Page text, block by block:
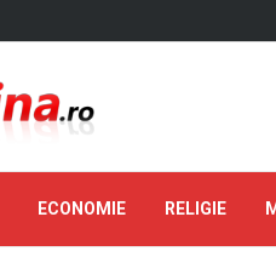
ECONOMIE RELIGIE